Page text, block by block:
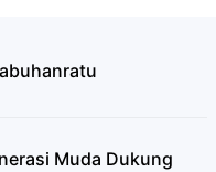
Muda Dukung